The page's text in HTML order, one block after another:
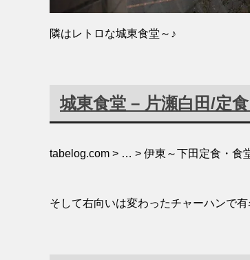
隣はレトロな城東食堂～♪
城東食堂 – 片瀬白田/定
tabelog.com > … > 伊東～下田定食・食
そして右向いは変わったチャーハンで